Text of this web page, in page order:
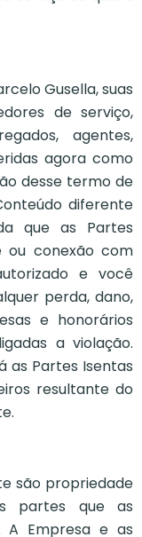
Gusella, suas
de serviço,
agentes,
agora como
desse termo de
diferente
que as Partes
ou conexão com
e você
perda, dano,
e honorários
a violação.
as Partes Isentas
resultante do
são propriedade
partes que as
A Empresa e as